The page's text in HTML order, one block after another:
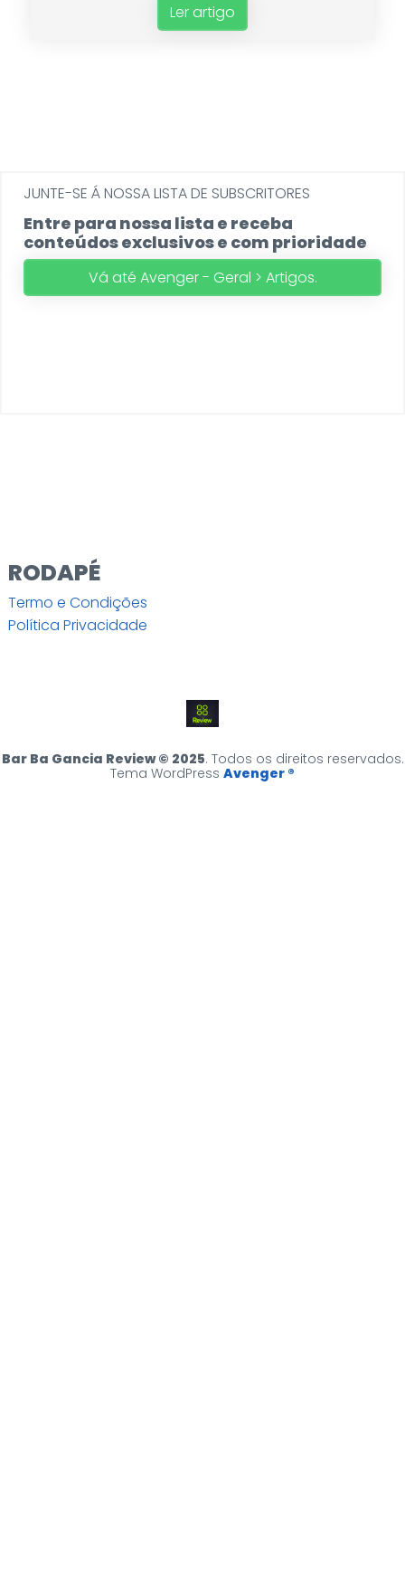
Ler artigo
JUNTE-SE Á NOSSA LISTA DE SUBSCRITORES
Entre para nossa lista e receba
conteúdos exclusivos e com prioridade
Vá até Avenger - Geral > Artigos.
RODAPÉ
Termo e Condições
Política Privacidade
Bar Ba Gancia Review © 2025. Todos os direitos reservados.
Tema WordPress Avenger ®